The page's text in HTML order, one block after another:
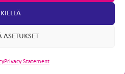
KIELLÄ
ASETUKSET
Privacy Statement